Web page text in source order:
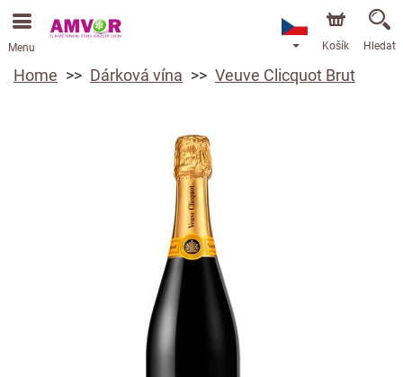
Menu Košík Hledat
Home Dárková vína Veuve Clicquot Brut